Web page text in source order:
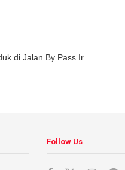
di Jalan By Pass Ir...
Follow Us